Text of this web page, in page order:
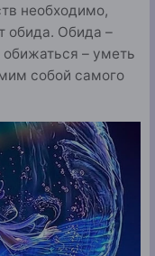
необходимо,
обида. Обида –
– уметь
собой самого